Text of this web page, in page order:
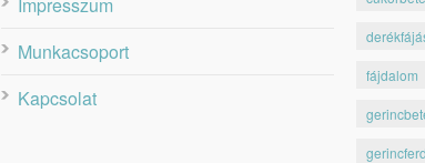
Munkacsoport
Kapcsolat
fájdalom